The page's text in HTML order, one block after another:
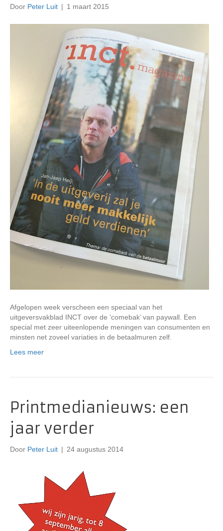
Door Peter Luit | 1 maart 2015
Afgelopen week verscheen een speciaal van het
uitgeversvakblad INCT over de ‘comebak’ van paywall. Een
special met zeer uiteenlopende meningen van consumenten en
minsten net zoveel variaties in de betaalmuren zelf.
Lees meer
Printmedianieuws: een
jaar verder
Door Peter Luit | 24 augustus 2014